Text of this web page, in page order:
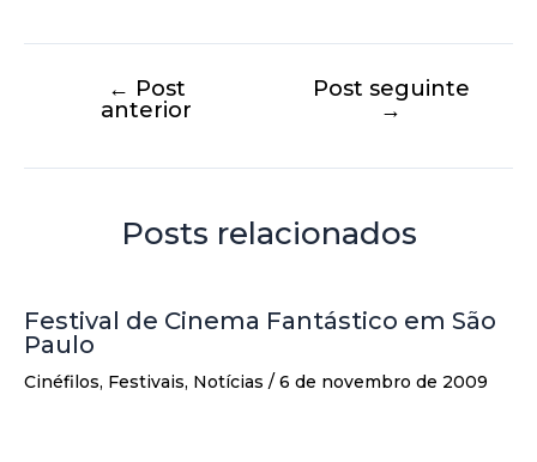
← Post
anterior
Post seguinte
→
Posts relacionados
Festival de Cinema Fantástico em São
Paulo
Cinéfilos, Festivais, Notícias / 6 de novembro de 2009